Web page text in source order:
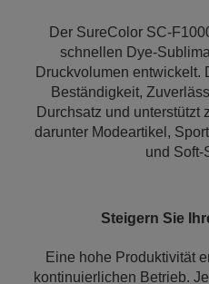
Der SureColor SC-
schnellen Dye-
Druckvolumen entwickelt.
Beständigkeit,
Durchsatz und unterstützt
darunter Modeartikel,
und Soft-
Steigern Sie
Eine hohe Produktivität
kontinuierlichen Betrieb.